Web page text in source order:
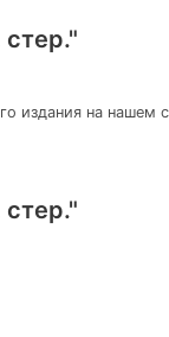
издания на нашем